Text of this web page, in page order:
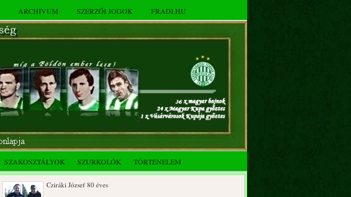
ARCHÍVUM SZERZŐI JOGOK FRADI.HU
SZAKOSZTÁLYOK SZURKOLÓK TÖRTÉNELEM
Cziráki József 80 éves